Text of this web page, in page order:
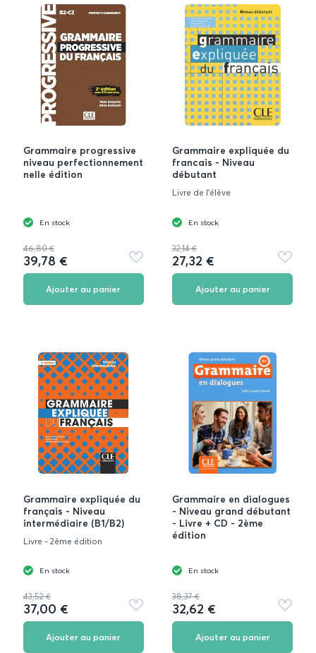
Grammaire progressive
niveau perfectionnement
nelle édition
En stock
46,80 €
39,78 €
Ajouter
aux
Ajouter au panier
Grammaire expliquée du
francais - Niveau
débutant
Livre de l'élève
En stock
32,14 €
27,32 €
Ajouter
aux
Ajouter au panier
Grammaire expliquée du
français - Niveau
intermédiaire (B1/B2)
Livre - 2ème édition
En stock
43,52 €
37,00 €
Ajouter
aux
Ajouter au panier
Grammaire en dialogues
- Niveau grand débutant
- Livre + CD - 2ème
édition
En stock
38,37 €
32,62 €
Ajouter
aux
Ajouter au panier